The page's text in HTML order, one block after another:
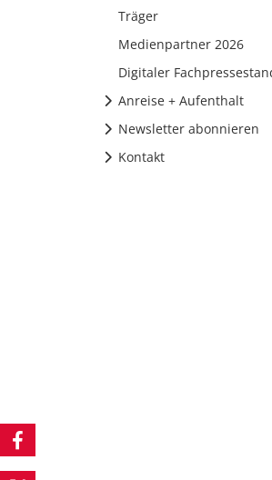
Träger
Medienpartner 2026
Digitaler
Anreise + Aufenthalt
Newsletter abonnieren
Kontakt